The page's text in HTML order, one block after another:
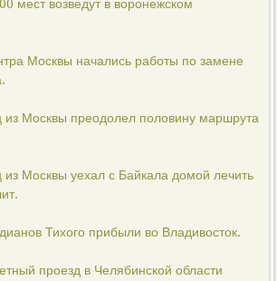
мест возведут в воронежском
Москвы начались работы по замене
Москвы преодолел половину маршрута
Москвы уехал с Байкала домой лечить
Тихого прибыли во Владивосток.
проезд в Челябинской области